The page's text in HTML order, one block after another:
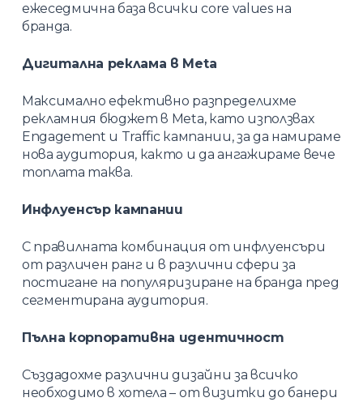
ежеседмична база всички core values на
бранда.
Дигитална реклама в Meta
Максимално ефективно разпределихме
рекламния бюджет в Meta, като използвах
Engagement и Traffic кампании, за да намираме
нова аудитория, както и да ангажираме вече
топлата таква.
Инфлуенсър кампании
С правилната комбинация от инфлуенсъри
от различен ранг и в различни сфери за
постигане на популяризиране на бранда пред
сегментирана аудитория.
Пълна корпоративна идентичност
Създадохме различни дизайни за всичко
необходимо в хотела – от визитки до банери